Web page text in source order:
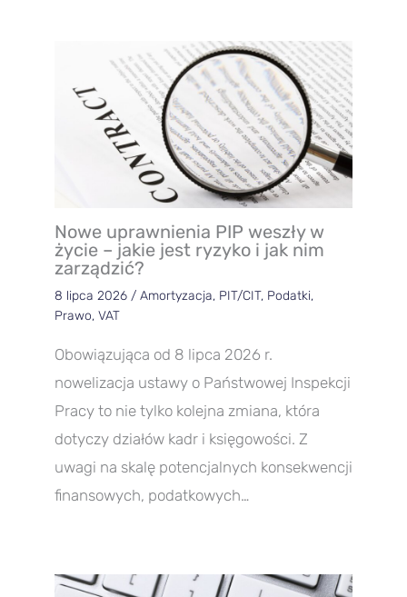
Nowe uprawnienia PIP weszły w
życie – jakie jest ryzyko i jak nim
zarządzić?
8 lipca 2026 / Amortyzacja, PIT/CIT, Podatki,
Prawo, VAT
Obowiązująca od 8 lipca 2026 r.
nowelizacja ustawy o Państwowej Inspekcji
Pracy to nie tylko kolejna zmiana, która
dotyczy działów kadr i księgowości. Z
uwagi na skalę potencjalnych konsekwencji
finansowych, podatkowych…